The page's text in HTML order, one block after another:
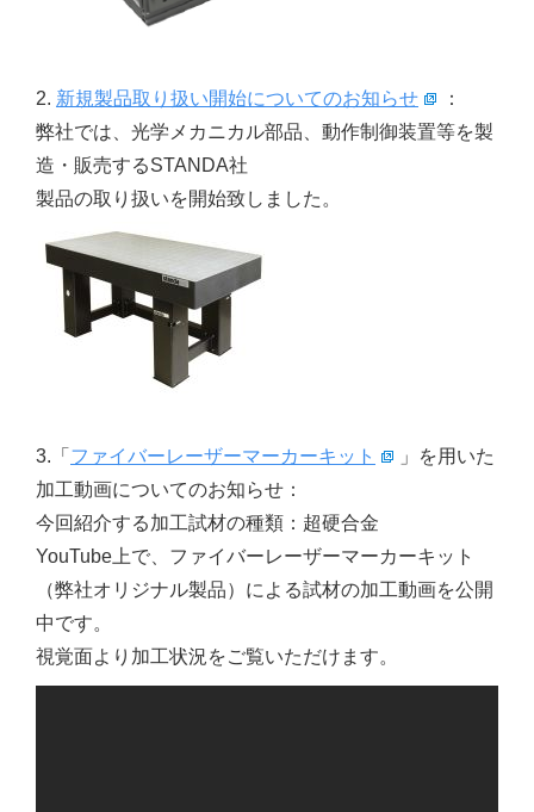
2. 新規製品取り扱い開始についてのお知らせ
：
弊社では、光学メカニカル部品、動作制御装置等を製
造・販売するSTANDA社
製品の取り扱いを開始致しました。
3.「 ファイバーレーザーマーカーキット
」を用いた
加工動画についてのお知らせ：
今回紹介する加工試材の種類：超硬合金
YouTube上で、ファイバーレーザーマーカーキット
（弊社オリジナル製品）による試材の加工動画を公開
中です。
視覚面より加工状況をご覧いただけます。